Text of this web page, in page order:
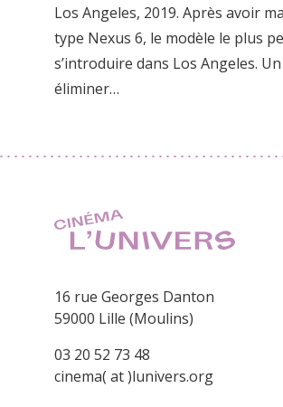
Los Angeles, 2019. Après avoir
type Nexus 6, le modèle le plus
s’introduire dans Los Angeles.
éliminer…
16 rue Georges Danton
59000 Lille (Moulins)
03 20 52 73 48
cinema( at )lunivers.org